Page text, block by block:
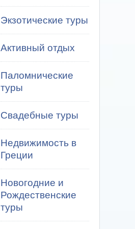
Экзотические туры
Активный отдых
Паломнические
туры
Свадебные туры
Недвижимость в
Греции
Новогодние и
Рождественские
туры